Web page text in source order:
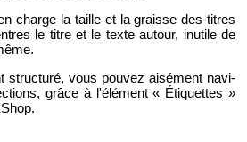
charge la taille et la graisse des titres
le titre et le texte au­tour, in­utile de
struc­turé, vous pou­vez ai­sé­ment na­vi­
grâce à l'élé­ment « Éti­quettes »